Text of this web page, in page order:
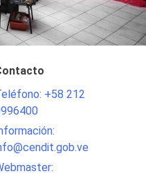
+58 212